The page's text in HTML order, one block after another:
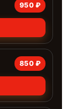
950 ₽
850 ₽